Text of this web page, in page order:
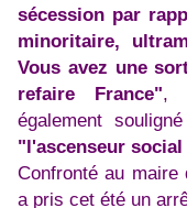
sécession par
minoritaire,
Vous avez une
refaire France",
également
"l'ascenseur
Confronté au maire
a pris cet été un